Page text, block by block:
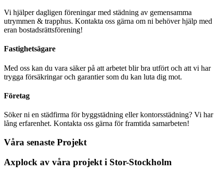
Vi hjälper dagligen föreningar med städning av gemensamma
utrymmen & trapphus. Kontakta oss gärna om ni behöver hjälp med
eran bostadsrättsförening!
Fastighetsägare
Med oss kan du vara säker på att arbetet blir bra utfört och att vi har
trygga försäkringar och garantier som du kan luta dig mot.
Företag
Söker ni en städfirma för byggstädning eller kontorsstädning? Vi har
lång erfarenhet. Kontakta oss gärna för framtida samarbeten!
Våra senaste Projekt
Axplock av våra projekt i Stor-Stockholm